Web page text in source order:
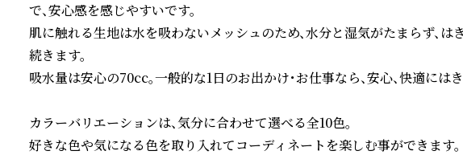
で、安心感を感じやすいです。
肌に触れる生地は水を吸わないメッシュのため、水分と湿気がたまらず、
続きます。
吸水量は安心の70cc。一般的な1日のお出かけ・お仕事なら、安心、快適には
カラーバリエーションは、気分に合わせて選べる全10色。
好きな色や気になる色を取り入れてコーディネートを楽しむ事ができます。